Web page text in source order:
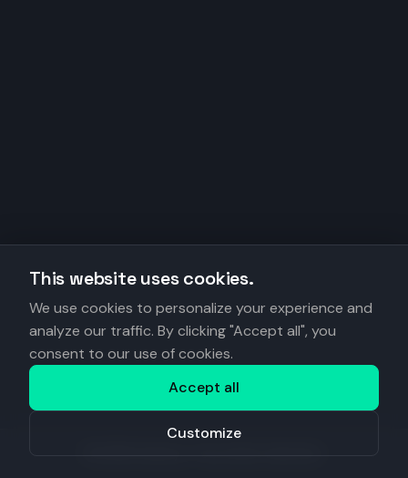
This website uses cookies.
We use cookies to personalize your experience and
analyze our traffic. By clicking "Accept all", you
consent to our use of cookies.
Accept all
Customize